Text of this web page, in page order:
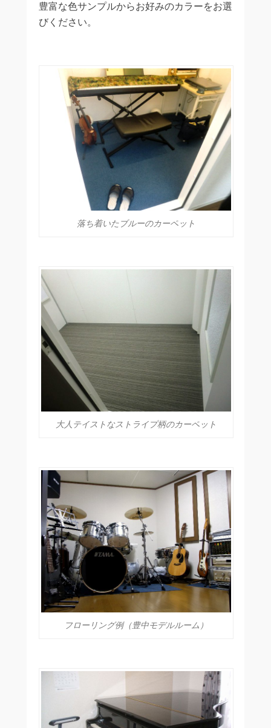
豊富な色サンプルからお好みのカラーをお選
びください。
落ち着いたブルーのカーペット
大人テイストなストライプ柄のカーペット
フローリング例（豊中モデルルーム）